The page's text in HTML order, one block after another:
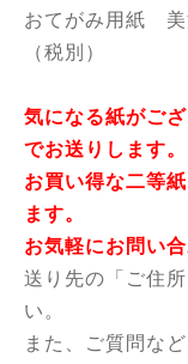
おてがみ用紙
（税別）
気になる紙がご
でお送りします。
お買い得な二等
ます。
お気軽にお問い
送り先の「ご住
い。
また、ご質問な